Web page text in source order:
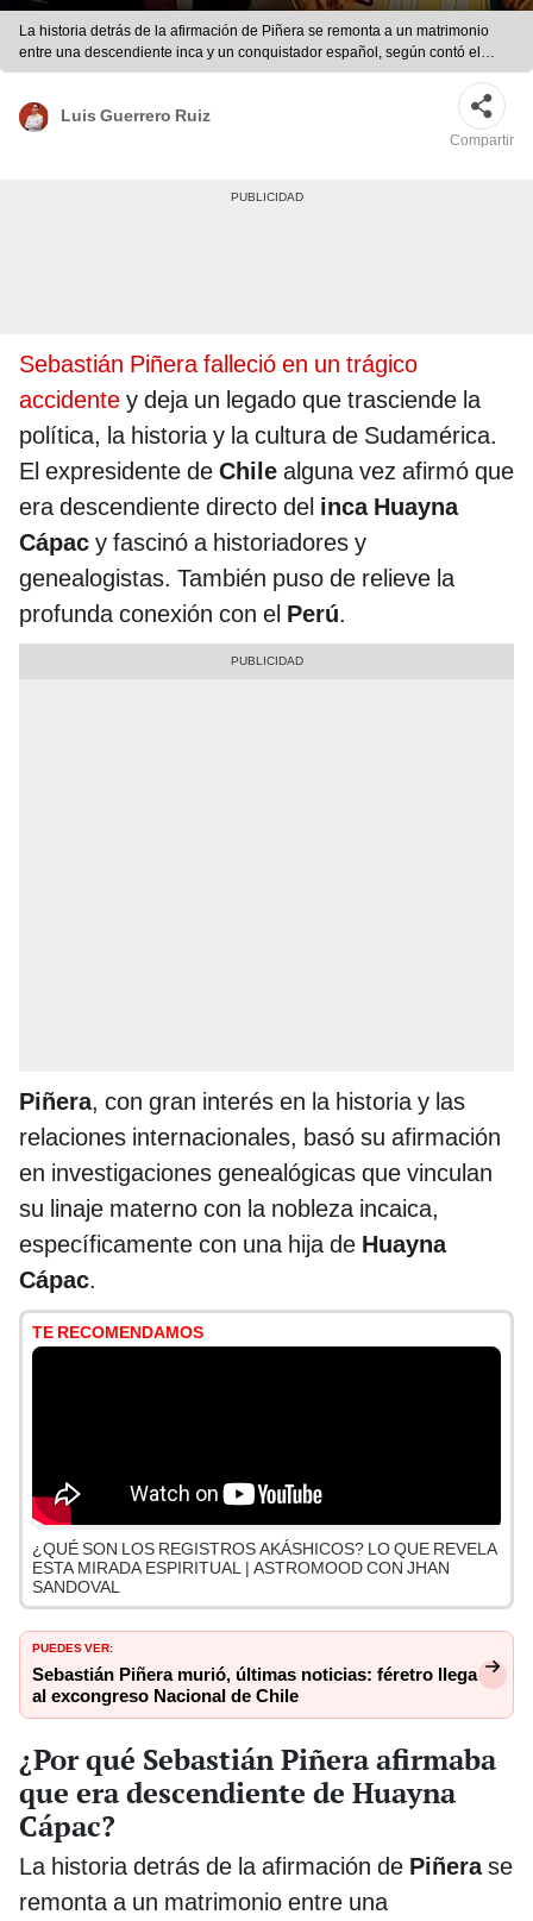
La historia detrás de la afirmación de Piñera se remonta a un matrimonio
entre una descendiente inca y un conquistador español, según contó el
propio expresidente chileno. Foto: composición LR/AFP
Luis Guerrero Ruiz
Compartir
Sebastián Piñera falleció en un trágico
accidente y deja un legado que trasciende la
política, la historia y la cultura de Sudamérica.
El expresidente de Chile alguna vez afirmó que
era descendiente directo del inca Huayna
Cápac y fascinó a historiadores y
genealogistas. También puso de relieve la
profunda conexión con el Perú.
Piñera, con gran interés en la historia y las
relaciones internacionales, basó su afirmación
en investigaciones genealógicas que vinculan
su linaje materno con la nobleza incaica,
específicamente con una hija de Huayna
Cápac.
TE RECOMENDAMOS
¿QUÉ SON LOS REGISTROS AKÁSHICOS? LO QUE REVELA
ESTA MIRADA ESPIRITUAL | ASTROMOOD CON JHAN
SANDOVAL
PUEDES VER:
Sebastián Piñera murió, últimas noticias: féretro llega
al excongreso Nacional de Chile
¿Por qué Sebastián Piñera afirmaba
que era descendiente de Huayna
Cápac?
La historia detrás de la afirmación de Piñerase
remonta a un matrimonio entre una